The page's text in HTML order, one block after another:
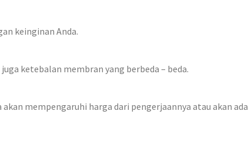
keinginan Anda.
ketebalan membran yang berbeda – beda.
mempengaruhi harga dari pengerjaannya atau akan ada